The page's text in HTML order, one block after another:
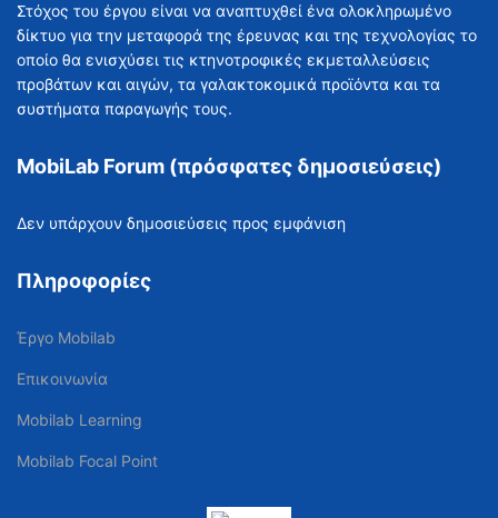
Στόχος του έργου είναι να αναπτυχθεί ένα ολοκληρωμένο
δίκτυο για την μεταφορά της έρευνας και της τεχνολογίας το
οποίο θα ενισχύσει τις κτηνοτροφικές εκμεταλλεύσεις
προβάτων και αιγών, τα γαλακτοκομικά προϊόντα και τα
συστήματα παραγωγής τους.
MobiLab Forum (πρόσφατες δημοσιεύσεις)
Δεν υπάρχουν δημοσιεύσεις προς εμφάνιση
Πληροφορίες
Έργο Mobilab
Επικοινωνία
Mobilab Learning
Mobilab Focal Point